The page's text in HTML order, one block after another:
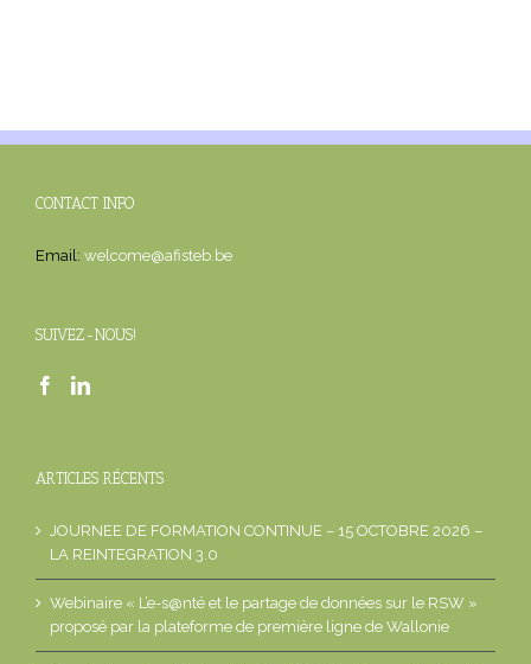
CONTACT INFO
Email: welcome@afisteb.be
SUIVEZ-NOUS!
ARTICLES RÉCENTS
JOURNEE DE FORMATION CONTINUE – 15 OCTOBRE 2026 –
LA REINTEGRATION 3.0
Webinaire « L’e-s@nté et le partage de données sur le RSW »
proposé par la plateforme de première ligne de Wallonie